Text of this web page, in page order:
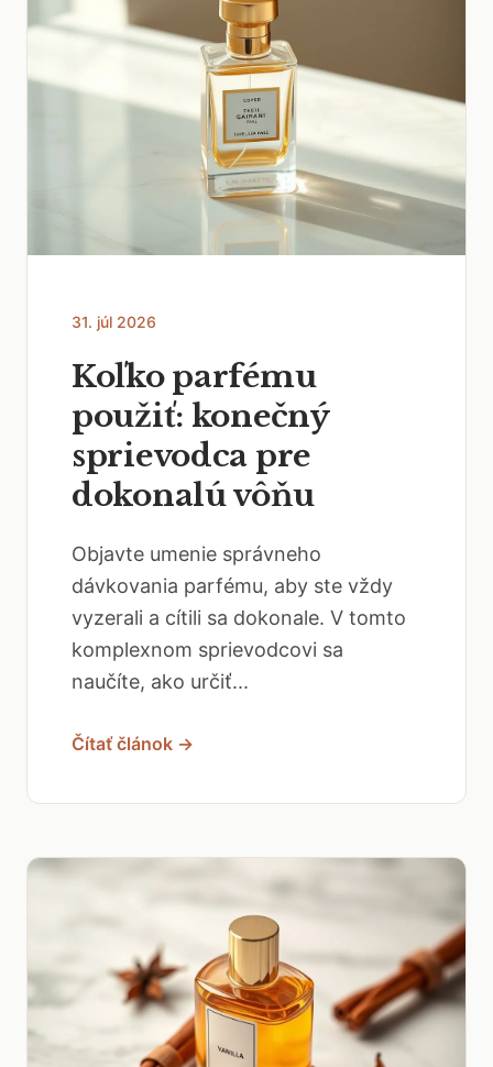
31. júl 2026
Koľko parfému
použiť: konečný
sprievodca pre
dokonalú vôňu
Objavte umenie správneho
dávkovania parfému, aby ste vždy
vyzerali a cítili sa dokonale. V tomto
komplexnom sprievodcovi sa
naučíte, ako určiť...
Čítať článok →